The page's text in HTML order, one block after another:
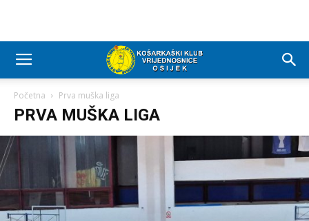
Početna Prva muška liga
PRVA MUŠKA LIGA